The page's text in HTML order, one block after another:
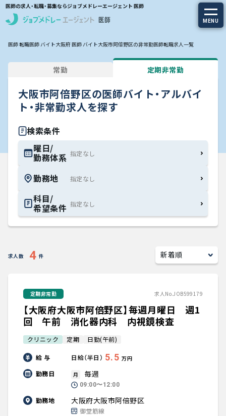
医師の求人・転職・募集ならジョブメドレーエージェント 医師
MENU
求人を探す
常勤の求人
定期非常勤の求人
特集から探す
エージェントサービス
エージェントサービスTOP
サービスの流れ
知りたい・聞きたい
転職成功事例
医師の転職マニュアル
データで見る医師の平均年収
医師に役立つ取材記事
医師 転職医師 バイト大阪府 医師 バイト大阪市阿倍野区の非常勤医師転職求人一覧
常勤 定期非常勤
大阪市阿倍野区の医師バイト・アルバイ
ト・非常勤求人を探す
検索条件
曜日/
勤務体系
勤務地
科目/
希望条件
求人数 4 件
定期非常勤 求人No.JOB599179
【大阪府大阪市阿倍野区】毎週月曜日 週1
回 午前 消化器内科 内視鏡検査
クリニック 定期 日勤(午前)
給 与 日給（半日） 5.5 万円
勤務日 月 毎週
09:00〜12:00
勤務地 大阪府大阪市阿倍野区
御堂筋線